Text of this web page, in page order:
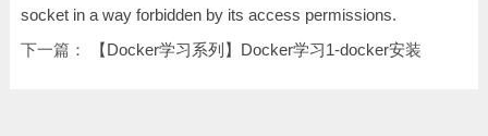
socket in a way forbidden by its access permissions.
下一篇：
【Docker学习系列】Docker学习1-docker安装